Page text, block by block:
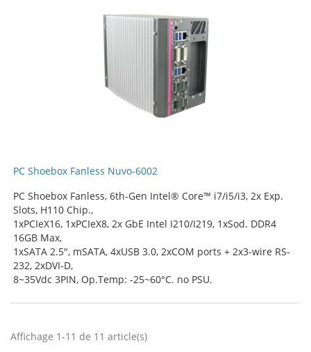
PC Shoebox Fanless Nuvo-6002
PC Shoebox Fanless, 6th-Gen Intel® Core™ i7/i5/i3, 2x Exp.
Slots, H110 Chip.,
1xPCIeX16, 1xPCIeX8, 2x GbE Intel I210/I219, 1xSod. DDR4
16GB Max,
1xSATA 2.5", mSATA, 4xUSB 3.0, 2xCOM ports + 2x3-wire RS-
232, 2xDVI-D,
8~35Vdc 3PIN, Op.Temp: -25~60°C. no PSU.
Affichage 1-11 de 11 article(s)